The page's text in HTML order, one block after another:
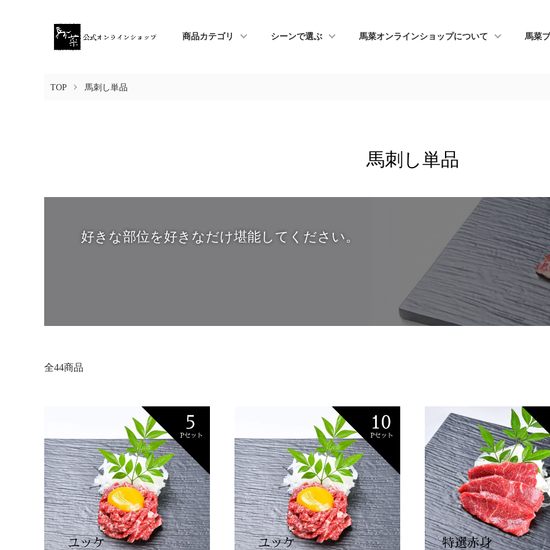
商品カテゴリ シーンで選ぶ 馬菜オンラインショップについて 馬菜
TOP 馬刺し単品
馬刺し単品
好きな部位を好きなだけ堪能してください。
全44商品